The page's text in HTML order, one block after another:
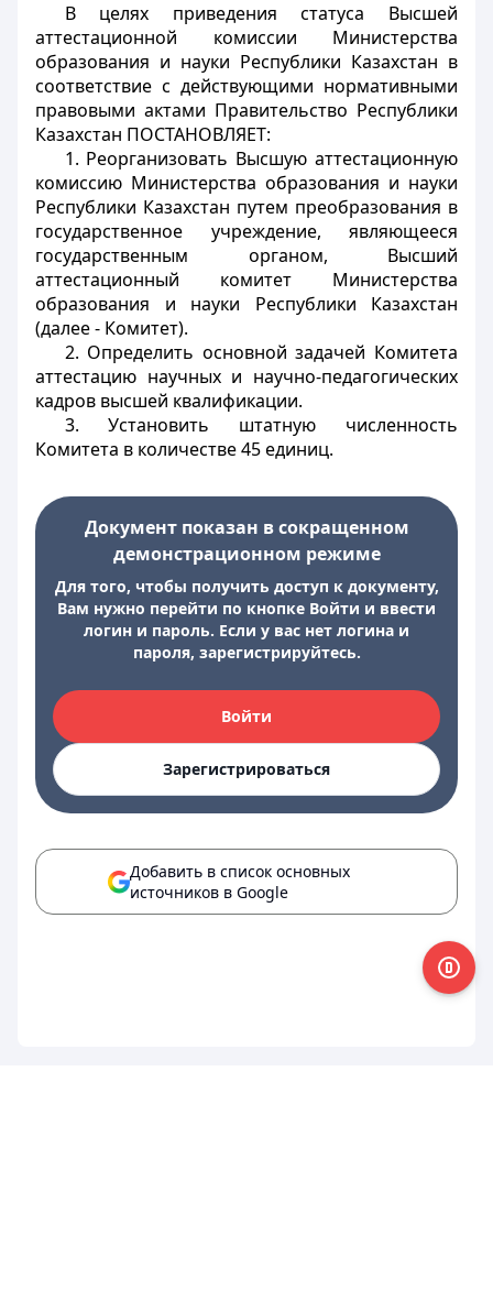
В целях приведения статуса Высшей
аттестационной комиссии Министерства
образования и науки Республики Казахстан в
соответствие с действующими нормативными
правовыми актами Правительство Республики
Казахстан ПОСТАНОВЛЯЕТ:
1. Реорганизовать Высшую аттестационную
комиссию Министерства образования и науки
Республики Казахстан путем преобразования в
государственное учреждение, являющееся
государственным органом, Высший
аттестационный комитет Министерства
образования и науки Республики Казахстан
(далее - Комитет).
2. Определить основной задачей Комитета
аттестацию научных и научно-педагогических
кадров высшей квалификации.
3. Установить штатную численность
Комитета в количестве 45 единиц.
Документ показан в сокращенном
демонстрационном режиме
Для того, чтобы получить доступ к документу,
Вам нужно перейти по кнопке Войти и ввести
логин и пароль. Если у вас нет логина и
пароля, зарегистрируйтесь.
Войти
Зарегистрироваться
Добавить в список основных
источников в Google